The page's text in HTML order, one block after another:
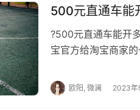
为什么靠谱？
？有什么区别？
呗怎么还款？
500元直通车能
?500元直通车能开
宝官方给淘宝商家
欧阳, 微澜 2023年